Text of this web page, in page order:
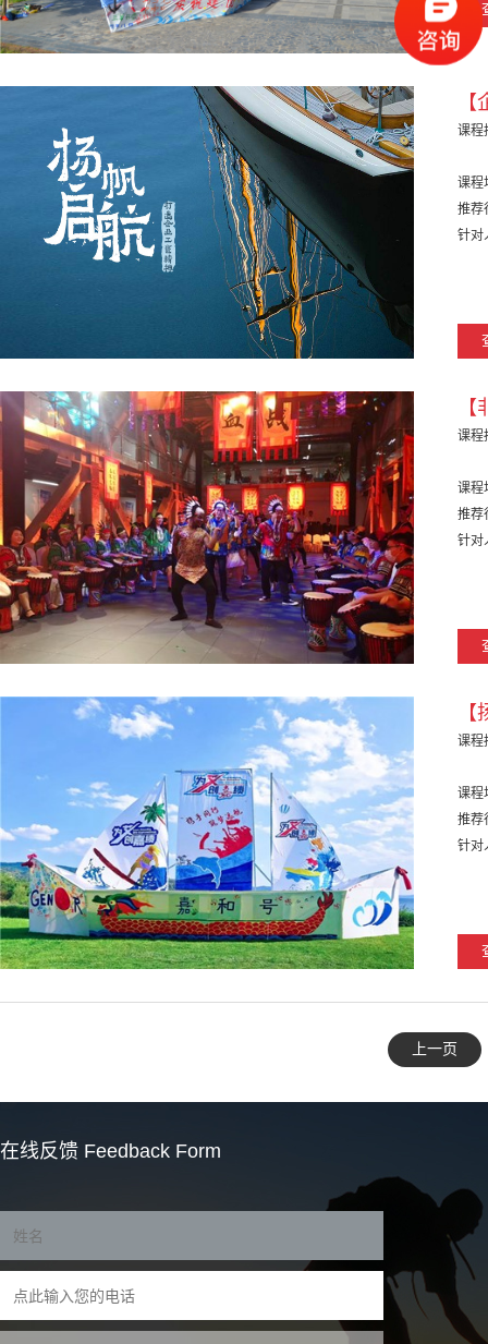
课程
课程
推荐
针对
课程
课程
推荐
针对
课程
课程
推荐
针对
上一页
在线反馈 Feedback Form